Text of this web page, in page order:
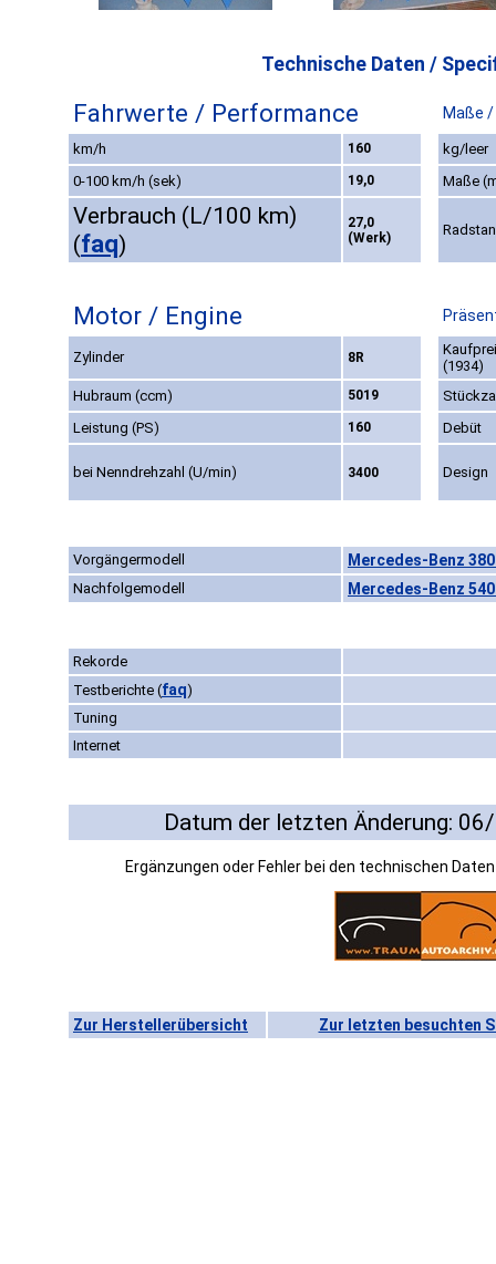
Technische Daten /
Fahrwerte / Performance Maße
km/h 160
kg/leer
0-100 km/h (sek)
19,0 Maße
Verbrauch (L/100 km)
(faq)
27,0
(Werk)
Motor / Engine
Zylinder 8R
(1934)
Hubraum (ccm)
5019
Leistung (PS)
160 Debüt
bei Nenndrehzahl (U/min) 3400 Design
Vorgängermodell Mercedes-Benz
Nachfolgemodell Mercedes-Benz
Rekorde
Testberichte (faq)
Tuning
Internet
Datum der letzten Änderung:
Ergänzungen oder Fehler bei den technischen
Zur Herstellerübersicht Zur letzten besuchten